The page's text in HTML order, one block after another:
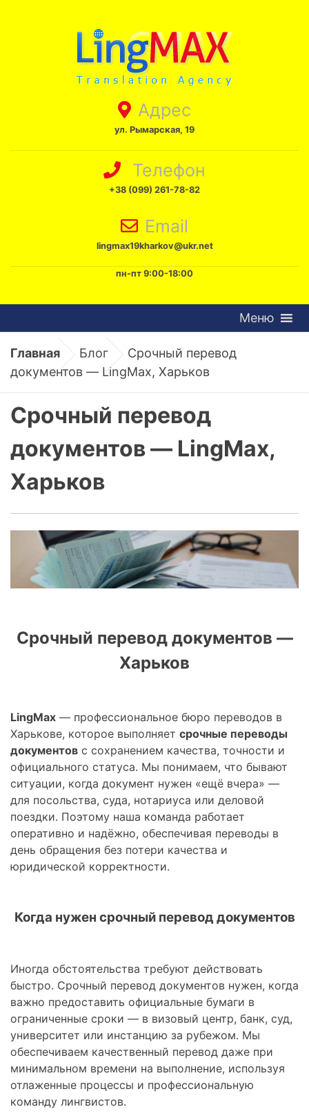
Адрес
ул. Рымарская, 19
Телефон
+38 (099) 261-78-82
Email
lingmax19kharkov@ukr.net
пн-пт 9:00-18:00
Меню
Главная Блог Срочный перевод
документов — LingMax, Харьков
Срочный перевод
документов — LingMax,
Харьков
Срочный перевод документов —
Харьков
LingMax — профессиональное бюро переводов в
Харькове, которое выполняет срочные переводы
документов с сохранением качества, точности и
официального статуса. Мы понимаем, что бывают
ситуации, когда документ нужен «ещё вчера» —
для посольства, суда, нотариуса или деловой
поездки. Поэтому наша команда работает
оперативно и надёжно, обеспечивая переводы в
день обращения без потери качества и
юридической корректности.
Когда нужен срочный перевод документов
Иногда обстоятельства требуют действовать
быстро. Срочный перевод документов нужен, когда
важно предоставить официальные бумаги в
ограниченные сроки — в визовый центр, банк, суд,
университет или инстанцию за рубежом. Мы
обеспечиваем качественный перевод даже при
минимальном времени на выполнение, используя
отлаженные процессы и профессиональную
команду лингвистов.